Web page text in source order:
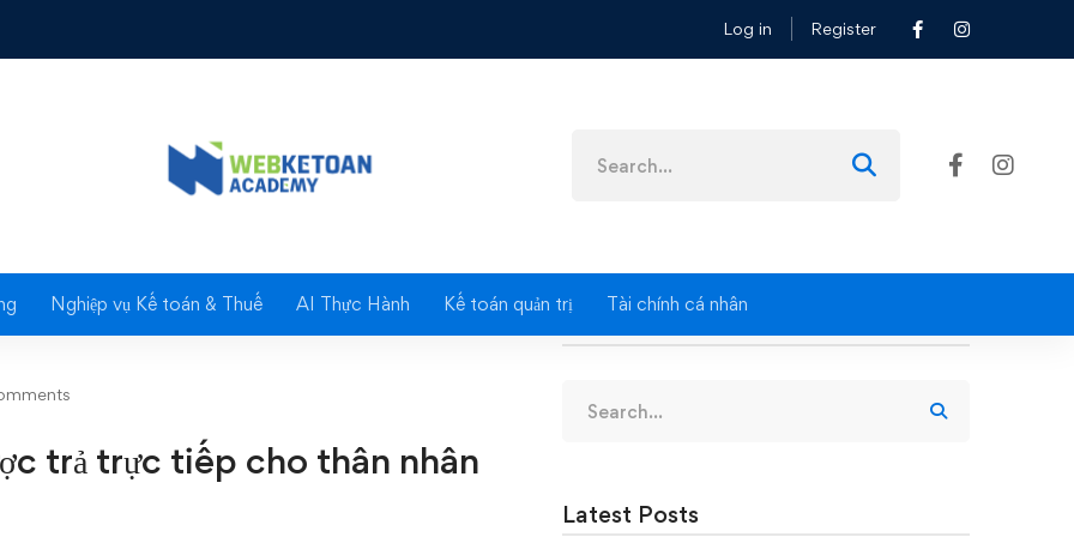
Log in Register
for:
Nghiệp vụ Kế toán & Thuế AI Thực Hành Kế toán quản trị Tài chính cá nhân
được trả trực tiếp cho thân nhân thông qua bưu điện
trả trực tiếp cho thân nhân
for:
Latest Posts